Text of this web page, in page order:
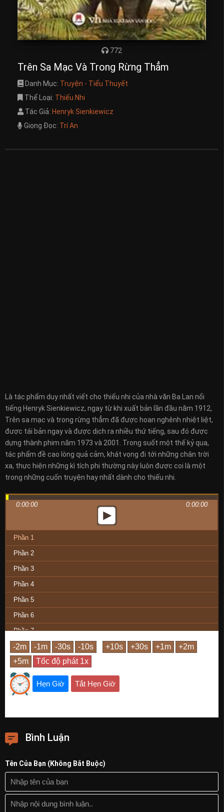
772
Trên Sa Mạc Và Trong Rừng Thẳm
Danh Mục: Truyện - Tiểu Thuyết
Thể Loại: Thiếu Nhi
Tác Giả: Henryk Sienkiewicz
Giọng Đọc: Trí An
Là tác phẩm duy nhất viết cho thiếu nhi của nhà văn Ba Lan nổi
tiếng Henryk Sienkiewicz, ngay từ khi xuất bản lần đầu năm 1912,
Trên sa mạc và trong rừng thẳm đã được hoan nghênh nhiệt liệt,
được tái bản ngay và được dịch ra nhiều thứ tiếng, sau đó được
dựng thành phim năm 1973 và 2001. Trong suốt một thế kỷ qua,
tác phẩm đề cao lòng quả cảm, khát vọng đi tới những chân trời
xa, thực hiện những kì tích phi thường này luôn được coi là một
trong những cuốn truyện hay nhất dành cho thiếu nhi.
0:00:00 0:00:00
Phần 1
Phần 2
Phần 3
Phần 4
Phần 5
Phần 6
Phần 7
Phần 8
Phần 9
Phần 10
Phần 11
Phần 14
Phần 17
Phần 18
Hẹn Giờ Tắt Hẹn Giờ
Bình Luận
Tên Của Bạn (Không Bắt Buộc)